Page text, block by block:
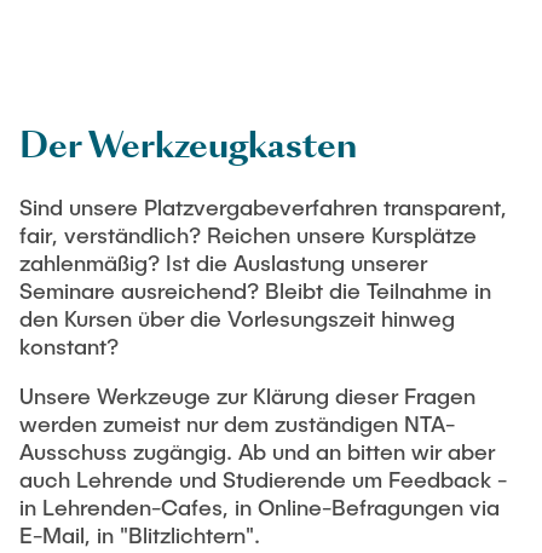
University magazine spektrum
Merchandise-Shop
Working at TU Hamburg
Job opportunities
Faculty recruiting
Information for new employees
Internal Information
study organization
AI in Education
After Graduation
Alumni
Career Center
Graduate Academy
Doctoral Degrees
Continuing Education
Research Funding
Good Scientific Practice
Future Lectures
Team
Research & Transfer News
Interdisciplinary Workshop of the FSP
Technology and Innovation in Education
News
Study programs
Research and Institutes
Management Sciences and Technology
Study Programs
Research and Institutes
Mechanical Engineering
Study programs
Study Exchange Partnerships
How to establish partnerships
Strategy
ECIU University
Contacts & International Team
Der Werkzeugkasten
Sind unsere Platzvergabeverfahren transparent,
fair, verständlich? Reichen unsere Kursplätze
zahlenmäßig? Ist die Auslastung unserer
Seminare ausreichend? Bleibt die Teilnahme in
den Kursen über die Vorlesungszeit hinweg
konstant?
Unsere Werkzeuge zur Klärung dieser Fragen
werden zumeist nur dem zuständigen NTA-
Ausschuss zugängig. Ab und an bitten wir aber
auch Lehrende und Studierende um Feedback -
in Lehrenden-Cafes, in Online-Befragungen via
E-Mail, in "Blitzlichtern".